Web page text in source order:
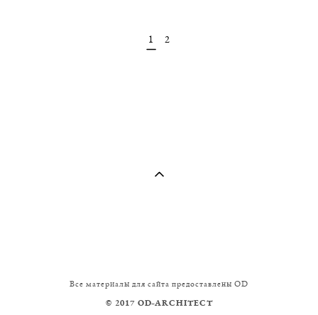
1 2
Все материалы для сайта предоставлены OD
© 2017 OD ARCHITECT